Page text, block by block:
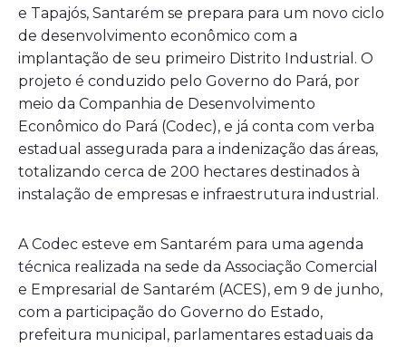
e Tapajós, Santarém se prepara para um novo ciclo
de desenvolvimento econômico com a
implantação de seu primeiro Distrito Industrial. O
projeto é conduzido pelo Governo do Pará, por
meio da Companhia de Desenvolvimento
Econômico do Pará (Codec), e já conta com verba
estadual assegurada para a indenização das áreas,
totalizando cerca de 200 hectares destinados à
instalação de empresas e infraestrutura industrial.
A Codec esteve em Santarém para uma agenda
técnica realizada na sede da Associação Comercial
e Empresarial de Santarém (ACES), em 9 de junho,
com a participação do Governo do Estado,
prefeitura municipal, parlamentares estaduais da